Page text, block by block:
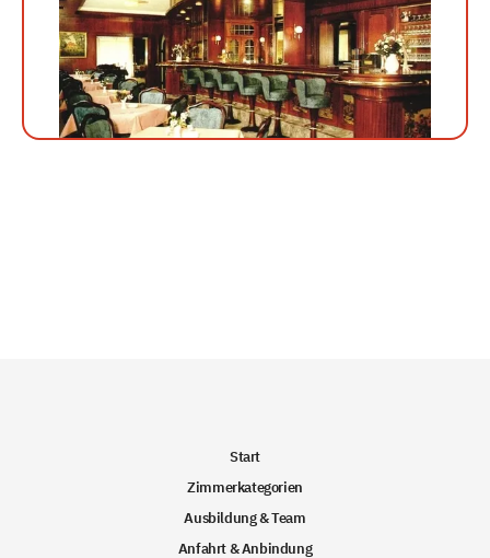
Start
Zimmerkategorien
Ausbildung & Team
Anfahrt & Anbindung